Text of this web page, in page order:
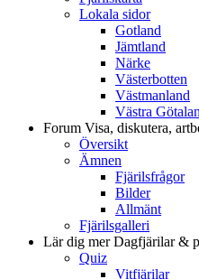
Lokala sidor
Gotland
Jämtland
Närke
Västerbotten
Västmanland
Västra
Forum Visa, diskutera,
Översikt
Ämnen
Fjärilsfrågor
Bilder
Allmänt
Fjärilsgalleri
Lär dig merDagfjärilar &
Quiz
Vitfjärilar